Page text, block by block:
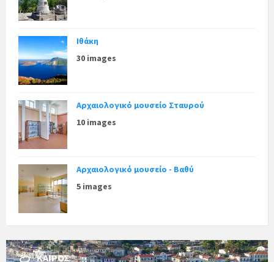
Ιθάκη
30 images
Αρχαιολογικό μουσείο Σταυρού
10 images
Αρχαιολογικό μουσείο - Βαθύ
5 images
ΚΑΙΡΌΣ